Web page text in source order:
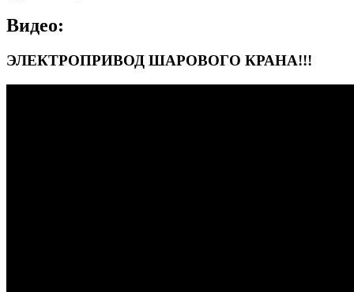
Видео:
ЭЛЕКТРОПРИВОД ШАРОВОГО КРАНА!!!